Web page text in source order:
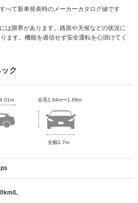
べて新車発表時のメーカーカタログ値です
は限界があります。路面や天候などの状況に
ます。機能を過信せず安全運転を心掛けてく
ク
全高1.64m〜1.68m
全幅1.7m
L